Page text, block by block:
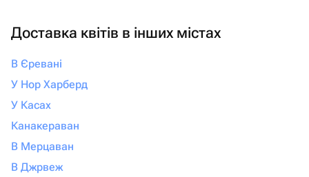
Доставка квітів в інших містах
В Єревані
У Нор Харберд
У Касах
Канакераван
В Мерцаван
В Джрвеж